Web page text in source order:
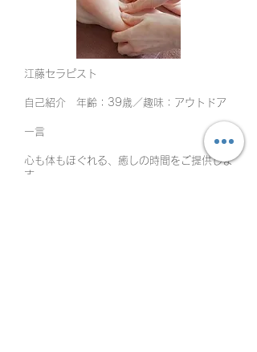
江藤セラピスト
自己紹介 年齢：39歳／趣味：アウトドア
​一言
心も体もほぐれる、癒しの時間をご提供しま
す。